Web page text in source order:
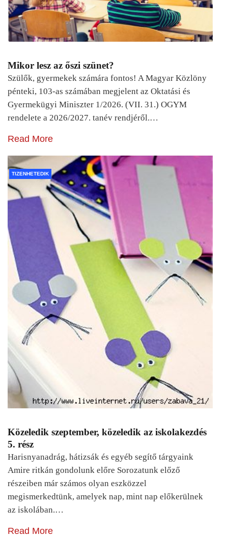
Mikor lesz az őszi szünet?
Szülők, gyermekek számára fontos! A Magyar Közlöny
pénteki, 103-as számában megjelent az Oktatási és
Gyermekügyi Miniszter 1/2026. (VII. 31.) OGYM
rendelete a 2026/2027. tanév rendjéről.…
Read More
TIZENHETEDIK
Közeledik szeptember, közeledik az iskolakezdés
5. rész
Harisnyanadrág, hátizsák és egyéb segítő tárgyaink
Amire ritkán gondolunk előre Sorozatunk előző
részeiben már számos olyan eszközzel
megismerkedtünk, amelyek nap, mint nap előkerülnek
az iskolában.…
Read More